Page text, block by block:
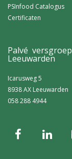
PSInfood Catalogus
Certificaten
Palvé versgroep
Leeuwarden
Icarusweg 5
8938 AX Leeuwarden
058 288 4944